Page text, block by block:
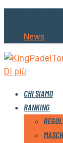
News
Di più
CHI SIAMO
RANKING